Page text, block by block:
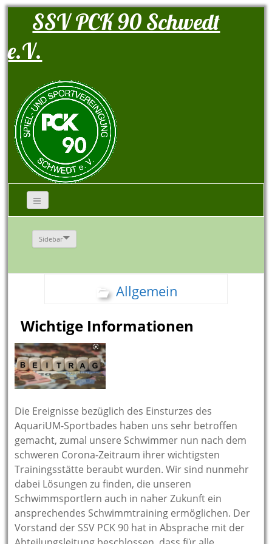
SSV PCK 90 Schwedt
e.V.
Sidebar
Allgemein
Wichtige Informationen
Die Ereignisse bezüglich des Einsturzes des
AquariUM-Sportbades haben uns sehr betroffen
gemacht, zumal unsere Schwimmer nun nach dem
schweren Corona-Zeitraum ihrer wichtigsten
Trainingsstätte beraubt wurden. Wir sind nunmehr
dabei Lösungen zu finden, die unseren
Schwimmsportlern auch in naher Zukunft ein
ansprechendes Schwimmtraining ermöglichen. Der
Vorstand der SSV PCK 90 hat in Absprache mit der